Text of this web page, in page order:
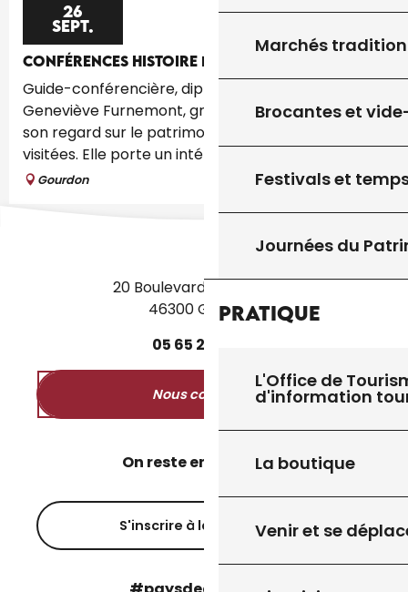
Marchés
Brocantes et
Festivals et
Journées du
Pratique
L'Office de
d'information
La boutique
Venir et se
26
SEPT.
CONFÉRENCES HISTOIRE DE L'ART
Guide-conférencière, diplômée en histoire de l'Art,
Geneviève Furnemont, grande voyageuse, pose
son regard sur le patrimoine, âme des villes
visitées. Elle porte un intérêt...
Gourdon
20 Boulevard des Martyrs
46300 Gourdon
05 65 27
Nous contacter
On reste en contact ?
S'inscrire à la newsletter